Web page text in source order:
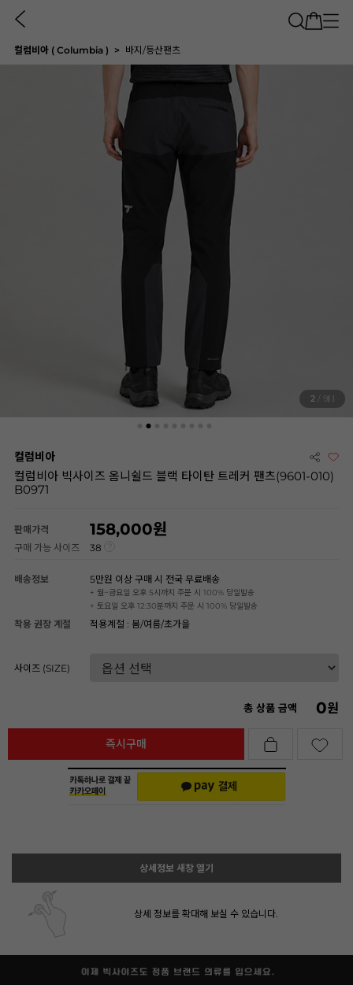
컬럼비아 ( Columbia ) 바지/등산팬츠
3 / 9
컬럼비아
컬럼비아 빅사이즈 옴니쉴드 블랙 타이탄 트레커 팬츠(9601-010)
B0971
판매가격 158,000
구매 가능 사이즈 38
배송정보 5만원 이상 구매 시 전국 무료배송
+ 월~금요일 오후 5시까지 주문 시 100% 당일발송
+ 토요일 오후 12:30분까지 주문 시 100% 당일발송
착용 권장 계절 적용계절 : 봄/여름/초가을
사이즈 (SIZE)
총 상품 금액 0원
즉시구매
상세정보 새창 열기
상세 정보를 확대해 보실 수 있습니다.